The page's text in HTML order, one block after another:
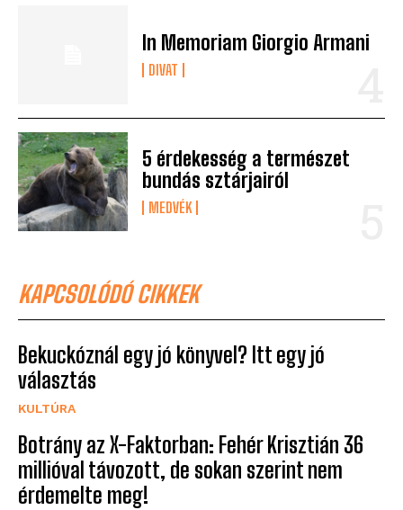
In Memoriam Giorgio Armani
DIVAT
5 érdekesség a természet
bundás sztárjairól
MEDVÉK
KAPCSOLÓDÓ CIKKEK
Bekuckóznál egy jó könyvel? Itt egy jó
választás
KULTÚRA
Botrány az X-Faktorban: Fehér Krisztián 36
millióval távozott, de sokan szerint nem
érdemelte meg!